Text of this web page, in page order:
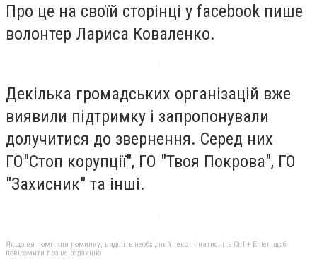
Про це на своїй сторінці у facebook пише
волонтер Лариса Коваленко.
Декілька громадських організацій вже
виявили підтримку і запропонували
долучитися до звернення. Серед них
ГО"Стоп корупції", ГО "Твоя Покрова", ГО
"Захисник" та інші.
Якщо ви помітили помилку, виділіть необхідний текст і натисніть Ctrl + Enter, щоб
повідомити про це редакцію